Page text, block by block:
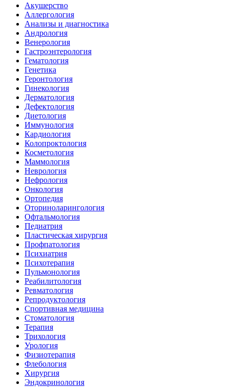
Акушерство
Аллергология
Анализы и диагностика
Андрология
Венерология
Гастроэнтерология
Гематология
Генетика
Геронтология
Гинекология
Дерматология
Дефектология
Диетология
Иммунология
Кардиология
Колопроктология
Косметология
Маммология
Неврология
Нефрология
Онкология
Ортопедия
Оториноларингология
Офтальмология
Педиатрия
Пластическая хирургия
Профпатология
Психиатрия
Психотерапия
Пульмонология
Реабилитология
Ревматология
Репродуктология
Спортивная медицина
Стоматология
Терапия
Трихология
Урология
Физиотерапия
Флебология
Хирургия
Эндокринология